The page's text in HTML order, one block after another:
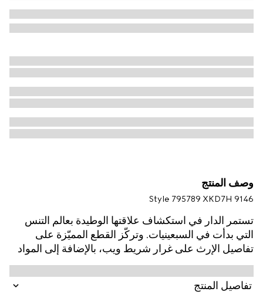
وصف المنتج
Style ‎795789 XKD7H 9146
تستمر الدار في استكشاف علاقتها الوطيدة بعالم التنس
التي بدأت في السبعينيات. وتركّز القطع المميّزة على
تفاصيل الإرث على غرار شريط ويب، بالإضافة إلى المواد
المبتكرة. يتميّز تي شيرت بولو هذا المصنوع من الصوف
المحبوك باللون العاجي بتفصيل شريط ويب على الجهة
الخلفية.
تفاصيل المنتج